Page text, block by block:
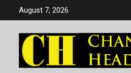
August 7, 2026